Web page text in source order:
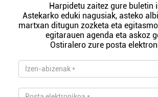
Harpidetu zaitez gure buletin
Astekarko eduki nagusiak, asteko
martxan ditugun zozketa eta
egitarauen agenda eta askoz
Ostiralero zure posta